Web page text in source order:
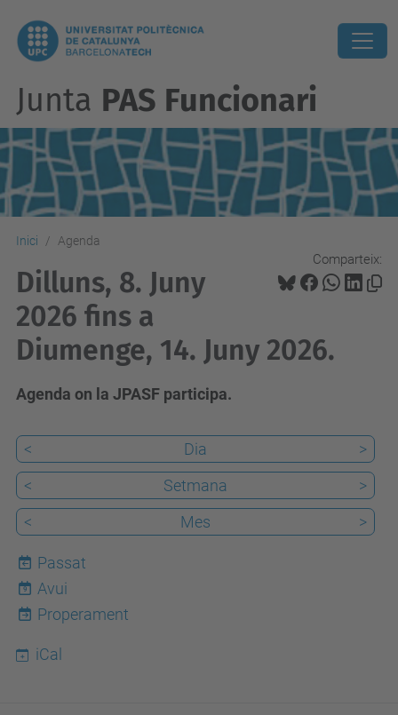
Junta PAS Funcionari
Inici Agenda
Comparteix:
Dilluns, 8. Juny
2026 fins a
Diumenge, 14. Juny 2026.
Agenda on la JPASF participa.
< Dia
>
<
Setmana
>
<
Mes >
Passat
9
Avui
Properament
iCal